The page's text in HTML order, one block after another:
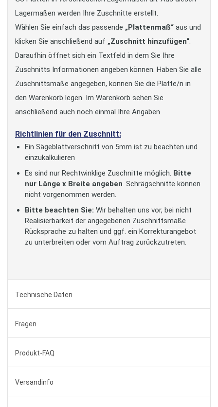
Lagermaßen werden Ihre Zuschnitte erstellt.
Wählen Sie einfach das passende „Plattenmaß“ aus und
klicken Sie anschließend auf „Zuschnitt hinzufügen“.
Daraufhin öffnet sich ein Textfeld in dem Sie Ihre
Zuschnitts Informationen angeben können. Haben Sie alle
Zuschnittsmaße angegeben, können Sie die Platte/n in
den Warenkorb legen. Im Warenkorb sehen Sie
anschließend auch noch einmal Ihre Angaben.
Richtlinien für den Zuschnitt:
Ein Sägeblattverschnitt von 5mm ist zu beachten und
einzukalkulieren
Es sind nur Rechtwinklige Zuschnitte möglich. Bitte
nur Länge x Breite angeben. Schrägschnitte können
nicht vorgenommen werden.
Bitte beachten Sie: Wir behalten uns vor, bei nicht
Realisierbarkeit der angegebenen Zuschnittsmaße
Rücksprache zu halten und ggf. ein Korrekturangebot
zu unterbreiten oder vom Auftrag zurückzutreten.
Technische Daten
Fragen
Produkt-FAQ
Versandinfo